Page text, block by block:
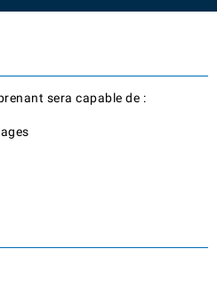
sera capable de :